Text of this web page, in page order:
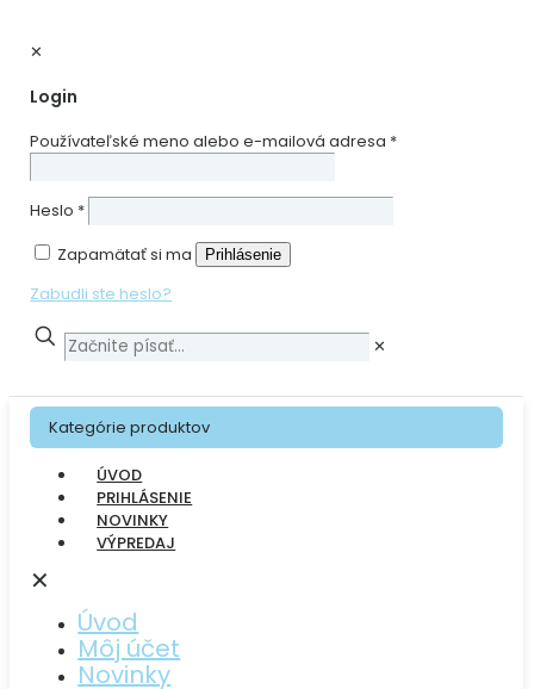
✕
Login
Používateľské meno alebo e-mailová adresa *
Heslo *
Zapamätať si ma
Prihlásenie
Zabudli ste heslo?
✕
Kategórie produktov
ÚVOD
PRIHLÁSENIE
NOVINKY
VÝPREDAJ
✕
Úvod
Môj účet
Novinky